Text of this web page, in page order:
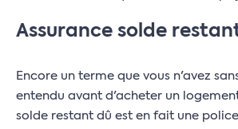
Assurance solde
Encore un terme que vous n'avez
entendu avant d'acheter un
solde restant dû est en fait une